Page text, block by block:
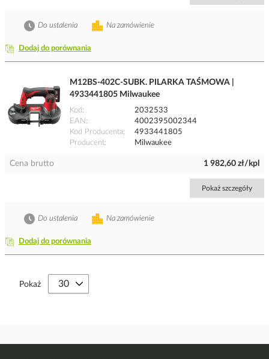
Dodaj do porównania
Na zamówienie
Do ustalenia
M12BS-402C-SUBK. PILARKA TAŚMOWA |
4933441805 Milwaukee
Kod
2032533
EAN
4002395002344
Kod Producenta
4933441805
Producent
Milwaukee
Cena brutto 1 982,60 zł/kpl
Pokaż szczegóły
Dodaj do porównania
Na zamówienie
Do ustalenia
Pokaż